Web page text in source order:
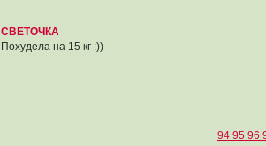
СВЕТОЧКА
Похудела на 15 кг :))
94 95 96